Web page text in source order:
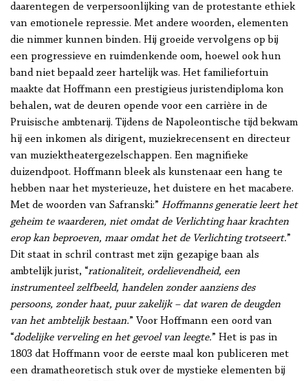
daarentegen de verpersoonlijking van de protestante ethiek
van emotionele repressie. Met andere woorden, elementen
die nimmer kunnen binden. Hij groeide vervolgens op bij
een progressieve en ruimdenkende oom, hoewel ook hun
band niet bepaald zeer hartelijk was. Het familiefortuin
maakte dat Hoffmann een prestigieus juristendiploma kon
behalen, wat de deuren opende voor een carrière in de
Pruisische ambtenarij. Tijdens de Napoleontische tijd bekwam
hij een inkomen als dirigent, muziekrecensent en directeur
van muziektheatergezelschappen. Een magnifieke
duizendpoot. Hoffmann bleek als kunstenaar een hang te
hebben naar het mysterieuze, het duistere en het macabere.
Met de woorden van Safranski:” Hoffmanns generatie leert het
geheim te waarderen, niet omdat de Verlichting haar krachten
erop kan beproeven, maar omdat het de Verlichting trotseert.”
Dit staat in schril contrast met zijn gezapige baan als
ambtelijk jurist, “rationaliteit, ordelievendheid, een
instrumenteel zelfbeeld, handelen zonder aanziens des
persoons, zonder haat, puur zakelijk – dat waren de deugden
van het ambtelijk bestaan.” Voor Hoffmann een oord van
“dodelijke verveling en het gevoel van leegte.” Het is pas in
1803 dat Hoffmann voor de eerste maal kon publiceren met
een dramatheoretisch stuk over de mystieke elementen bij